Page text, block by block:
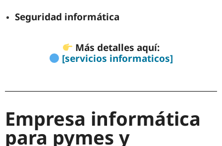
Seguridad informática
Más detalles aquí:
[servicios informaticos]
Empresa informática
para pymes y